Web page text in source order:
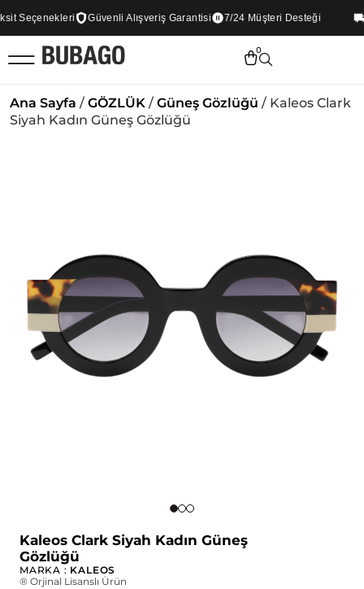
Seçenekleri Güvenli Alışveriş Garantisi 7/24 Müşteri Desteği
0
Ana Sayfa / GÖZLÜK / Güneş Gözlüğü / Kaleos Clark
Siyah Kadın Güneş Gözlüğü
Kaleos Clark Siyah Kadın Güneş
Gözlüğü
MARKA : KALEOS
® Orjinal Lisanslı Ürün